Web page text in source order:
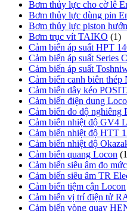
Bơm thủy lực cho cờ lê
Bơm thủy lực dùng pin
Bơm thủy lực piston
Bơm trục vít TAIKO (1)
Cảm biến áp suất HPT
Cảm biến áp suất Series
Cảm biến áp suất
Cảm biến canh biên thép
Cảm biến dây kéo
Cảm biến điện dung
Cảm biến đo độ nghiêng
Cảm biến nhiệt độ GV4
Cảm biến nhiệt độ HTT
Cảm biến nhiệt độ
Cảm biến quang Locon
Cảm biến siêu âm đo
Cảm biến siêu âm TR
Cảm biến tiệm cận Locon
Cảm biến vị trí điện tử
Cảm biến vòng quay